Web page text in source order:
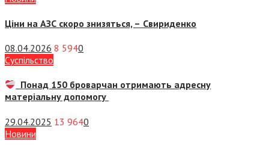
Ціни на АЗС скоро знизяться, – Свириденко
08.04.2026 8 5940
Суспiльство
Понад 150 броварчан отримають адресну
матеріальну допомогу
29.04.2025 13 9640
Новини